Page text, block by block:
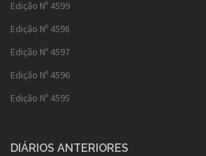
Edição Nº 4599
Edição Nº 4598
Edição Nº 4597
Edição Nº 4596
Edição Nº 4595
DIÁRIOS ANTERIORES